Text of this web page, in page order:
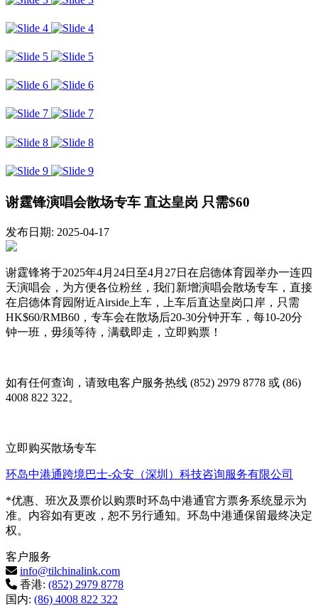
谢霆锋演唱会散场专车 直达皇岗 只需$60
发布日期: 2025-04-17
谢霆锋将于2025年4月24日至4月27日在启德体育园举办一连四
天演唱会，为方便各位粉丝，我们新增演唱会散场专车，直接
在启德体育园附近Airside上车，上车后直达皇岗口岸，只需
HK$60/RMB60，专车会在散场后20-30分钟开车，每10-20分
钟一班，毋须等待，满载即走，立即购票！
如有任何查询，请致电客户服务热线 (852) 2979 8778 或 (86)
4008 822 322。
立即购买散场专车
环岛中港通跨境巴士-众安（深圳）科技咨询服务有限公司
*优惠、班次及票价以购票时环岛中港通官方票务系统显示为
准。内容如有更改，恕不另行通知。环岛中港通保留最终决定
权。
客户服务
info@tilchinalink.com
香港: (852) 2979 8778
国内: (86) 4008 822 322